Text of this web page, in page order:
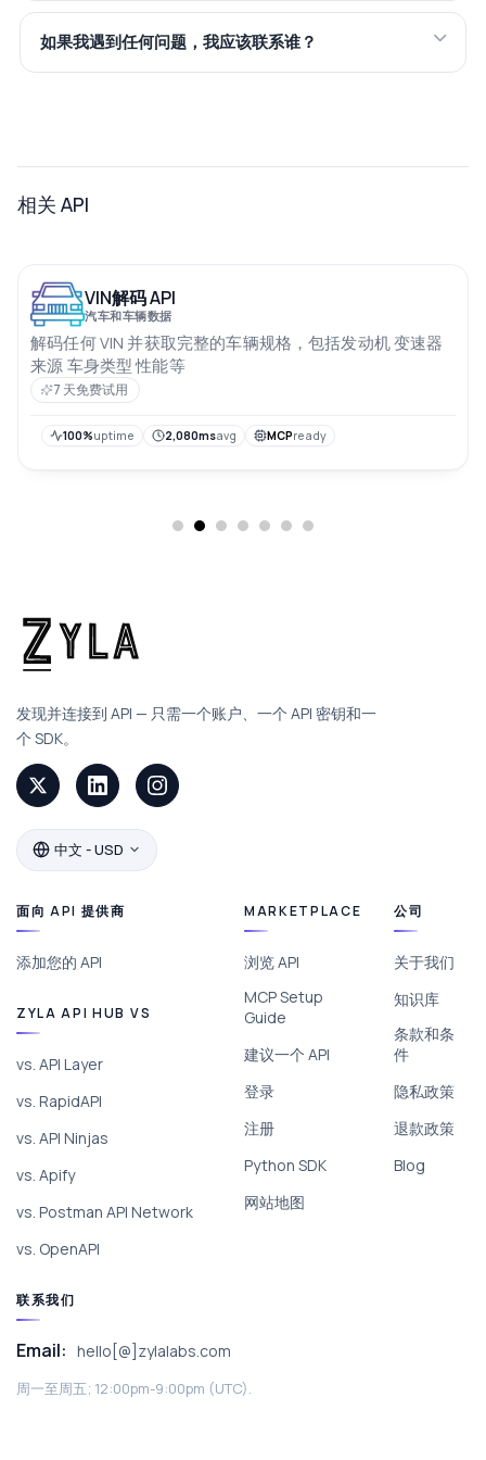
如果我遇到任何问题，我应该联系谁？
相关 API
VIN解码 API
汽车和车辆数据
解码任何 VIN 并获取完整的车辆规格，包括发动机 变速器
来源 车身类型 性能等
7 天免费试用
100%uptime 2,080msavg MCPready
发现并连接到 API — 只需一个账户、一个 API 密钥和一
个 SDK。
中文 - USD
面向 API 提供商
添加您的 API
ZYLA API HUB VS
vs. API Layer
vs. RapidAPI
vs. API Ninjas
vs. Apify
vs. Postman API Network
vs. OpenAPI
MARKETPLACE
浏览 API
MCP Setup
Guide
建议一个 API
登录
注册
Python SDK
网站地图
公司
关于我们
知识库
条款和条
件
隐私政策
退款政策
Blog
联系我们
Email: hello[@]zylalabs.com
周一至周五; 12:00pm-9:00pm (UTC).